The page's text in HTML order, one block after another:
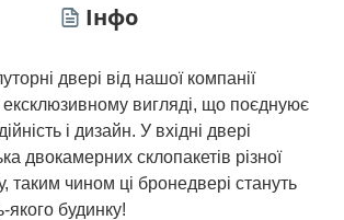
Інфо
двері від нашої компанії
ексклюзивному вигляді, що поєднуює
і дизайн. У вхідні двері
двокамерних склопакетів різної
таким чином ці бронедвері стануть
будинку!